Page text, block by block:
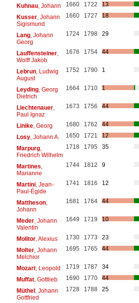
Kuhnau, Johann 1660 1722
13
Kusser, Johann
Sigismund
1660 1727 18
Lang, Johann
Georg
1724 1798 29
Lauffensteiner,
Wolff Jakob
1676 1754 44
Lebrun, Ludwig
August
1752 1790 1
Leyding, Georg
Dietrich
1664 1710 1
Liechtenauer,
Paul Ignaz
1673 1756 44
Linike, Georg 1680 1762
44
Losy, Johann A. 1650 1721
12
Marpurg,
Friedrich Wilhelm
1718 1795 35
Martines
Marianne
1744 1812 9
Martini, Jean-
Paul-Égide
1741 1816 12
Mattheson,
Johann
1681 1764 44
Meder, Johann
Valentin
1649 1719 10
Molitor, Alexius 1730 1773
23
Molter, Johann
Melchior
1695 1765 44
Mozart, Leopold 1719 1787
34
Muffat, Gottlieb 1690 1770
44
Müthel, Johann
Gottfried
1728 1788 25